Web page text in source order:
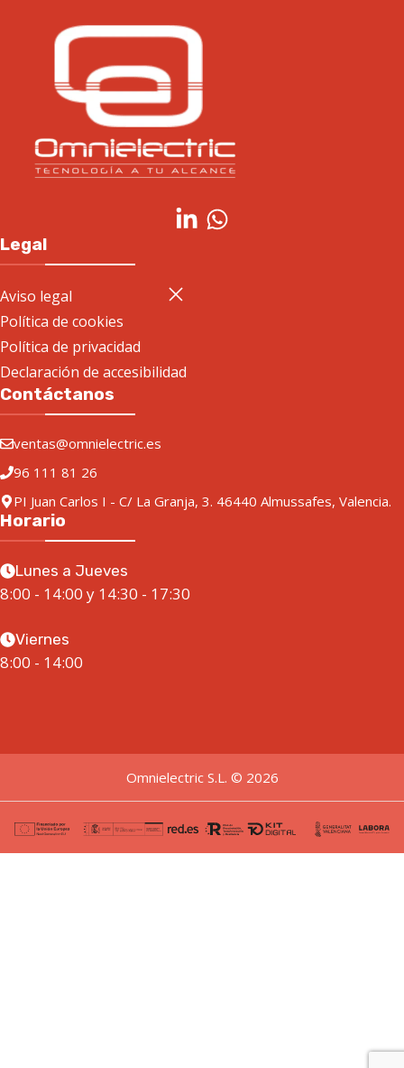
Legal
Aviso legal
Política de cookies
Política de privacidad
Declaración de accesibilidad
Contáctanos
ventas@omnielectric.es
96 111 81 26
PI Juan Carlos I - C/ La Granja, 3. 46440 Almussafes, Valencia.
Horario
Lunes a Jueves
8:00 - 14:00 y 14:30 - 17:30
Viernes
8:00 - 14:00
Omnielectric S.L. © 2026